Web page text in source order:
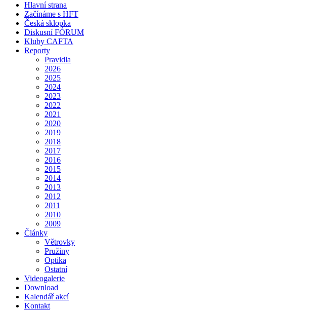
Hlavní strana
Začínáme s HFT
Česká sklopka
Diskusní FÓRUM
Kluby CAFTA
Reporty
Pravidla
2026
2025
2024
2023
2022
2021
2020
2019
2018
2017
2016
2015
2014
2013
2012
2011
2010
2009
Články
Větrovky
Pružiny
Optika
Ostatní
Videogalerie
Download
Kalendář akcí
Kontakt